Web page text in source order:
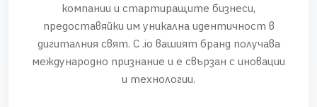
компании и стартиращите бизнеси,
предоставяйки им уникална идентичност в
дигиталния свят. С .io вашият бранд получава
международно признание и е свързан с иновации
и технологии.